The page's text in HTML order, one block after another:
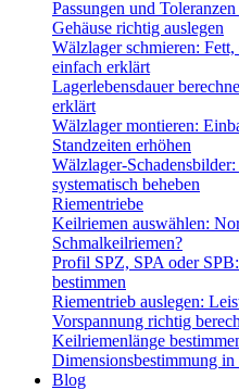
Passungen und
Gehäuse richtig auslegen
Wälzlager schmieren:
einfach erklärt
Lagerlebensdauer
erklärt
Wälzlager montieren:
Standzeiten erhöhen
Wälzlager-
systematisch beheben
Riementriebe
Keilriemen auswählen:
Schmalkeilriemen?
Profil SPZ, SPA oder
bestimmen
Riementrieb auslegen:
Vorspannung richtig
Keilriemenlänge
Dimensionsbestimmung in
Blog